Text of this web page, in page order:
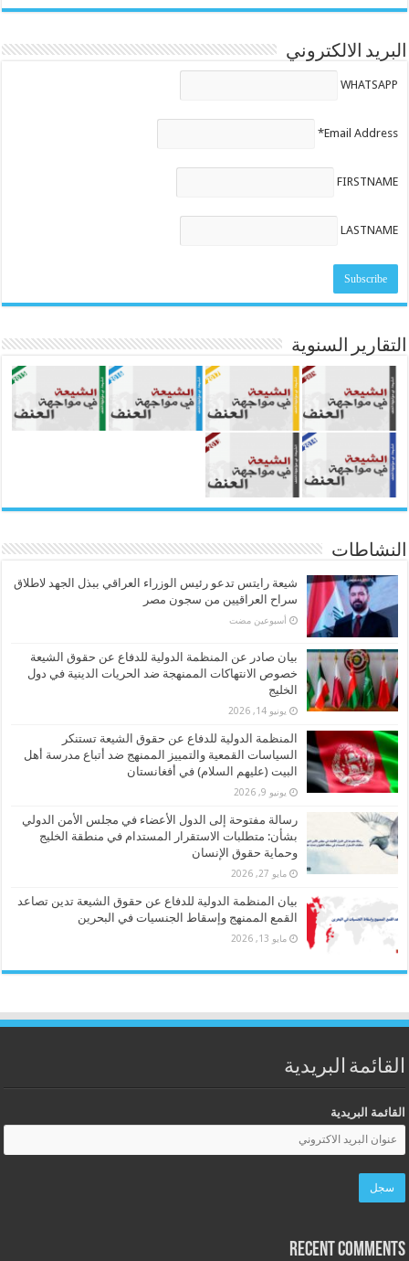
البريد الالكتروني
WHATSAPP
Email Address*
FIRSTNAME
LASTNAME
التقارير السنوية
النشاطات
شيعة رايتس تدعو رئيس الوزراء العراقي ببذل الجهد لاطلاق
سراح العراقيين من سجون مصر
‏أسبوعين مضت
بيان صادر عن المنظمة الدولية للدفاع عن حقوق الشيعة
خصوص الانتهاكات الممنهجة ضد الحريات الدينية في دول
الخليج
يونيو 14, 2026
المنظمة الدولية للدفاع عن حقوق الشيعة تستنكر
السياسات القمعية والتمييز الممنهج ضد أتباع مدرسة أهل
البيت (عليهم السلام) في أفغانستان
يونيو 9, 2026
رسالة مفتوحة إلى الدول الأعضاء في مجلس الأمن الدولي
بشأن: متطلبات الاستقرار المستدام في منطقة الخليج
وحماية حقوق الإنسان
مايو 27, 2026
بيان المنظمة الدولية للدفاع عن حقوق الشيعة تدين تصاعد
القمع الممنهج وإسقاط الجنسيات في البحرين
مايو 13, 2026
القائمة البريدية
القائمة البريدية
Recent Comments